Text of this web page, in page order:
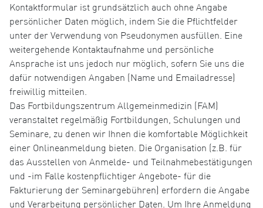
Kontaktformular ist grundsätzlich auch ohne Angabe
persönlicher Daten möglich, indem Sie die Pflichtfelder
unter der Verwendung von Pseudonymen ausfüllen. Eine
weitergehende Kontaktaufnahme und persönliche
Ansprache ist uns jedoch nur möglich, sofern Sie uns die
dafür notwendigen Angaben (Name und Emailadresse)
freiwillig mitteilen.
Das Fortbildungszentrum Allgemeinmedizin (FAM)
veranstaltet regelmäßig Fortbildungen, Schulungen und
Seminare, zu denen wir Ihnen die komfortable Möglichkeit
einer Onlineanmeldung bieten. Die Organisation (z.B. für
das Ausstellen von Anmelde- und Teilnahmebestätigungen
und -im Falle kostenpflichtiger Angebote- für die
Fakturierung der Seminargebühren) erfordern die Angabe
und Verarbeitung persönlicher Daten. Um Ihre Anmeldung